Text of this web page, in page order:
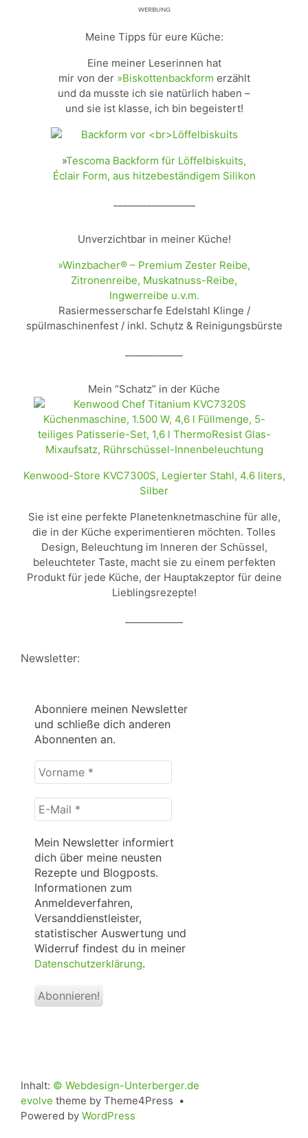
ᵂᴱᴿᴮᵁᴺᴳ
Meine Tipps für eure Küche:
Eine meiner Leserinnen hat
mir von der »Biskottenbackform erzählt
und da musste ich sie natürlich haben –
und sie ist klasse, ich bin begeistert!
»Tescoma Backform für Löffelbiskuits,
Éclair Form, aus hitzebeständigem Silikon
Unverzichtbar in meiner Küche!
»Winzbacher® – Premium Zester Reibe,
Zitronenreibe, Muskatnuss-Reibe,
Ingwerreibe u.v.m.
Rasiermesserscharfe Edelstahl Klinge /
spülmaschinenfest / inkl. Schụtz & Reinigungsbürste
Mein “Schatz” in der Küche
Kenwood-Store KVC7300S, Legierter Stahl, 4.6 liters,
Silber
Sie ist eine perfekte Planetenknetmaschine für alle,
die in der Küche experimentieren möchten. Tolles
Design, Beleuchtung im Inneren der Schüssel,
beleuchteter Taste, macht sie zu einem perfekten
Produkt für jede Küche, der Hauptakzeptor für deine
Lieblingsrezepte!
Newsletter:
Abonniere meinen Newsletter
und schließe dich anderen
Abonnenten an.
Vorname
*
E-
Mail
*
Mein Newsletter informiert
dich über meine neusten
Rezepte und Blogposts.
Informationen zum
Anmeldeverfahren,
Versanddienstleister,
statistischer Auswertung und
Widerruf findest du in meiner
Datenschutzerklärung.
Inhalt: © Webdesign-Unterberger.de
evolve theme by Theme4Press •
Powered by WordPress